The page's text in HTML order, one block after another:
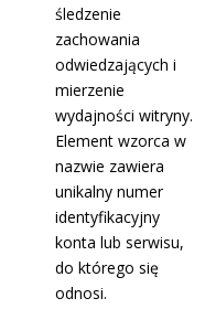
śledzenie
zachowania
odwiedzających i
mierzenie
wydajności witryny.
Element wzorca w
nazwie zawiera
unikalny numer
identyfikacyjny
konta lub serwisu,
do którego się
odnosi.